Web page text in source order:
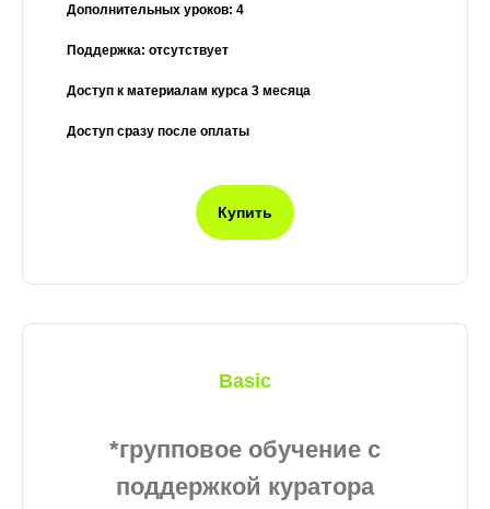
Дополнительных уроков: 4
Поддержка: отсутствует
Доступ к материалам курса 3 месяца
Доступ сразу после оплаты
Купить
Basic
*групповое обучение с
поддержкой куратора